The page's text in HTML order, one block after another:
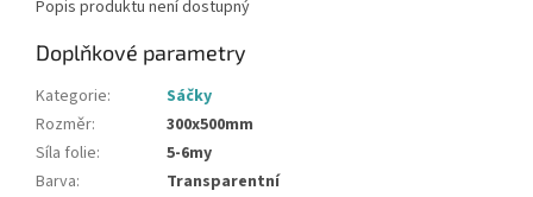
Popis produktu není dostupný
Doplňkové parametry
Kategorie:
Sáčky
Rozměr:
300x500mm
Síla folie:
5-6my
Barva:
Transparentní